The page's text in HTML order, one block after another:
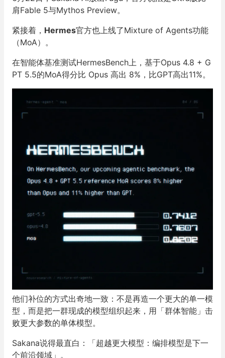
肩Fable 5与Mythos Preview。
紧接着， Hermes官方也上线了Mixture of Agents功能
（MoA）。
在智能体基准测试HermesBench上，基于Opus 4.8 + G
PT 5.5的MoA得分比 Opus 高出 8%，比GPT高出11%。
他们补位的方式出奇地一致：不是再造一个更大的单一模
型，而是把一群现成的模型组织起来，用「群体智能」击
败更大参数的单体模型。
Sakana说得最直白：「超越更大模型：编排模型是下一
个前沿领域」。